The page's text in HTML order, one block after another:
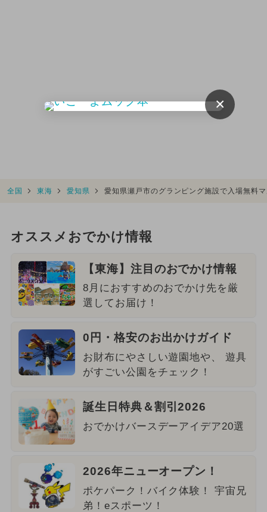
全国 東海 愛知県 愛知県瀬戸市のグランピング施設で入場無料
オススメおでかけ情報
【東海】注目のおでかけ情報
8月におすすめのおでかけ先を厳
選してお届け！
0円・格安のお出かけガイド
お財布にやさしい遊園地や、 遊具
がすごい公園をチェック！
誕生日特典＆割引2026
おでかけバースデーアイデア20選
2026年ニューオープン！
ポケパーク！バイク体験！ 宇宙兄
弟！eスポーツ！
×